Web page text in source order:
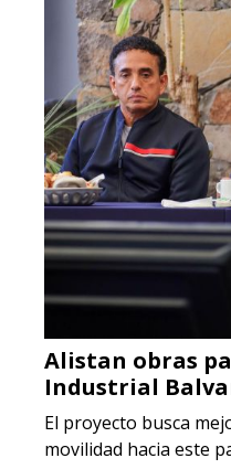
Alistan obras
Industrial
El proyecto busca
movilidad hacia este